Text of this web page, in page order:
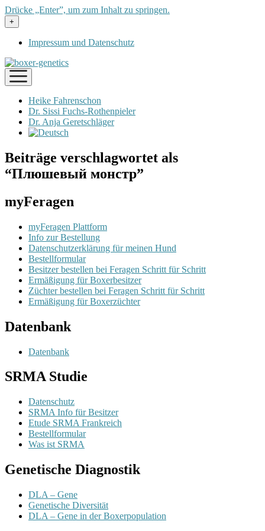
Drücke „Enter”, um zum Inhalt zu springen.
Menü
öffnen
+
Impressum und Datenschutz
Menü
öffnen
Heike Fahrenschon
Dr. Sissi Fuchs-Rothenpieler
Dr. Anja Geretschläger
Beiträge verschlagwortet als
“Плюшевый монстр”
myFeragen
myFeragen Plattform
Info zur Bestellung
Datenschutzerklärung für meinen Hund
Bestellformular
Besitzer bestellen bei Feragen Schritt für Schritt
Ermäßigung für Boxerbesitzer
Züchter bestellen bei Feragen Schritt für Schritt
Ermäßigung für Boxerzüchter
Datenbank
Datenbank
SRMA Studie
Datenschutz
SRMA Info für Besitzer
Etude SRMA Frankreich
Bestellformular
Was ist SRMA
Genetische Diagnostik
DLA – Gene
Genetische Diversität
DLA – Gene in der Boxerpopulation